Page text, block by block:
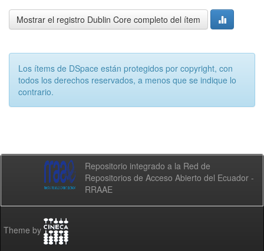
Mostrar el registro Dublin Core completo del ítem
Los ítems de DSpace están protegidos por copyright, con
todos los derechos reservados, a menos que se indique lo
contrario.
Repositorio integrado a la Red de
Repositorios de Acceso Abierto del Ecuador -
RRAAE
Theme by